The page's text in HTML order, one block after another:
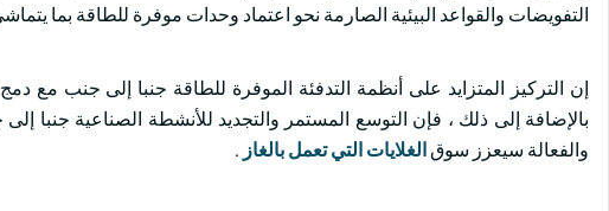
التفويضات والقواعد البيئية الصارمة نحو اعتماد وحدات موفرة للطاقة بما
إن التركيز المتزايد على أنظمة التدفئة الموفرة للطاقة جنبا إلى جنب مع
بالإضافة إلى ذلك ، فإن التوسع المستمر والتجديد للأنشطة الصناعية جنبا
والفعالة سيعزز سوقالغلايات التي تعمل بالغاز .